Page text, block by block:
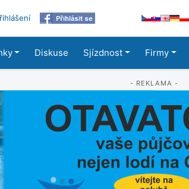
Diskuse Sjízdnost Firmy
- REKLAMA -